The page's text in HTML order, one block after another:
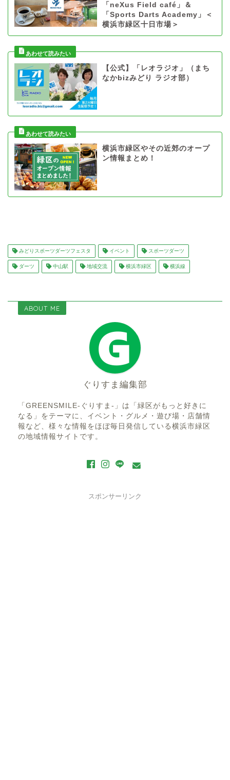
「neXus Field café」＆
「Sports Darts Academy」＜
横浜市緑区十日市場＞
【公式】「レオラジオ」（まち
なかbizみどり ラジオ部）
横浜市緑区やその近郊のオープ
ン情報まとめ！
みどりスポーツダーツフェスタ イベント スポーツダーツ
ダーツ 中山駅 地域交流 横浜市緑区 横浜線
ABOUT ME
ぐりすま編集部
「GREENSMILE-ぐりすま-」は「緑区がもっと好きに
なる」をテーマに、イベント・グルメ・遊び場・店舗情
報など、様々な情報をほぼ毎日発信している横浜市緑区
の地域情報サイトです。
スポンサーリンク